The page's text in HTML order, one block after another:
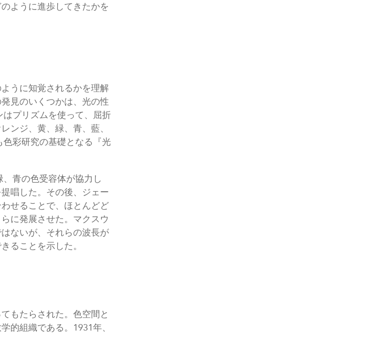
ように進歩してきたかを
うに知覚されるかを理解
見のいくつかは、光の性
プリズムを使って、屈折
ンジ、黄、緑、青、藍、
彩研究の基礎となる『光
青の色受容体が協力し
唱した。その後、ジェー
せることで、ほとんどど
に発展させた。マクスウ
ないが、それらの波長が
ることを示した。
もたらされた。色空間と
的組織である。1931年、